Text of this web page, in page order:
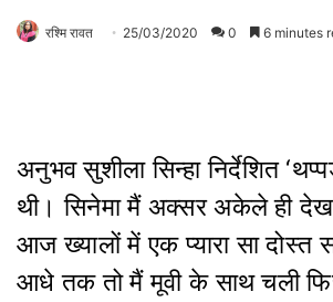
रश्मि रावत 25/03/2020 0 6 minutes
अनुभव सुशीला सिन्हा निर्देशित
थी। सिनेमा मैं अक्सर अकेले ही
आज ख्यालों में एक प्यारा सा दोस्त
आधे तक तो मैं मूवी के साथ चली